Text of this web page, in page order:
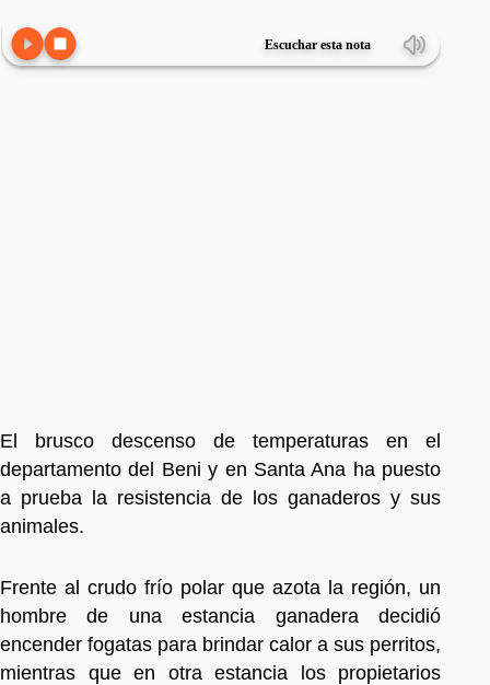
Escuchar esta nota
El brusco descenso de temperaturas en el
departamento del Beni y en Santa Ana ha puesto
a prueba la resistencia de los ganaderos y sus
animales.
Frente al crudo frío polar que azota la región, un
hombre de una estancia ganadera decidió
encender fogatas para brindar calor a sus perritos,
mientras que en otra estancia los propietarios